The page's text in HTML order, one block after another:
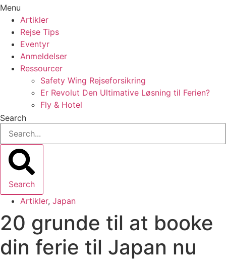
Menu
Artikler
Rejse Tips
Eventyr
Anmeldelser
Ressourcer
Safety Wing Rejseforsikring
Er Revolut Den Ultimative Løsning til Ferien?
Fly & Hotel
Search
Search
Artikler, Japan
20 grunde til at booke
din ferie til Japan nu